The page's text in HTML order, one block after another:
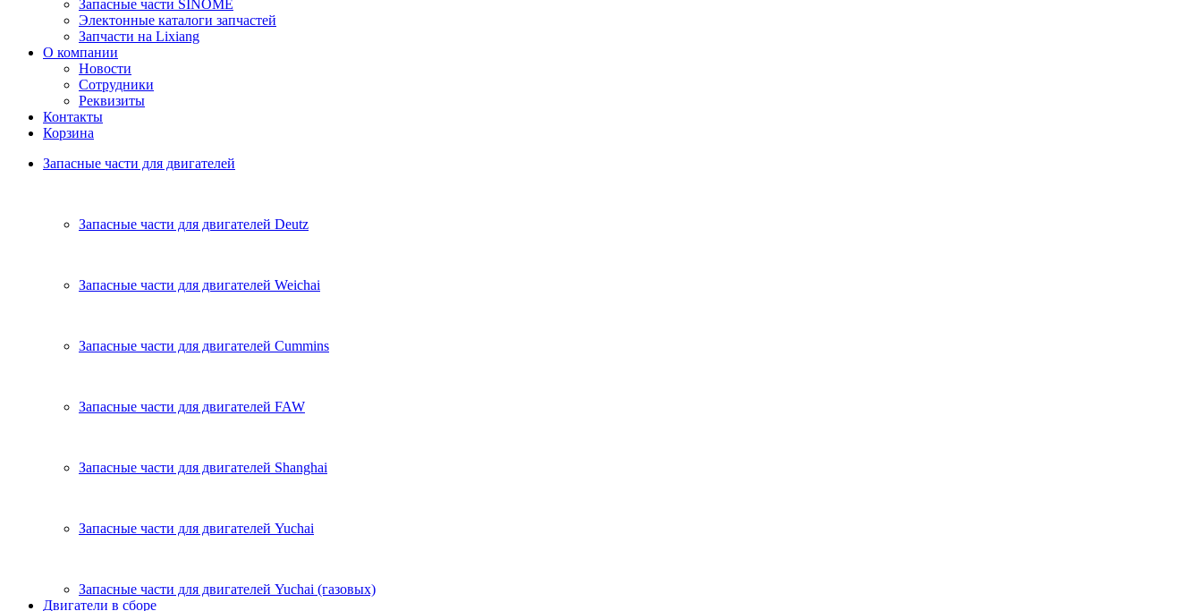
Запасные части SINOME
Электонные каталоги запчастей
Запчасти на Lixiang
О компании
Новости
Сотрудники
Реквизиты
Контакты
Корзина
Запасные части для двигателей
Запасные части для двигателей Deutz
Запасные части для двигателей Weichai
Запасные части для двигателей Cummins
Запасные части для двигателей FAW
Запасные части для двигателей Shanghai
Запасные части для двигателей Yuchai
Запасные части для двигателей Yuchai (газовых)
Двигатели в сборе